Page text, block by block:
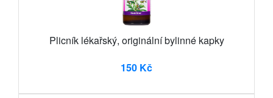
Plicník lékařský, originální bylinné kapky
150 Kč